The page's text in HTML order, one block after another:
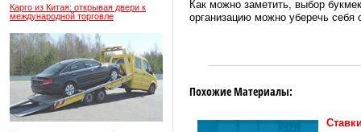
Карго из Китая: открывая двери к
международной торговле
Как можно заметить, выбор
организацию можно уберечь
Похожие Материалы: